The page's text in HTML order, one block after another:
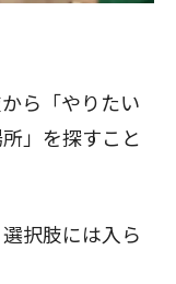
ら「やりたい
」を探すこと
択肢には入ら